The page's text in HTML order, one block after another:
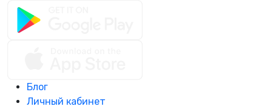
Блог
Личный кабинет